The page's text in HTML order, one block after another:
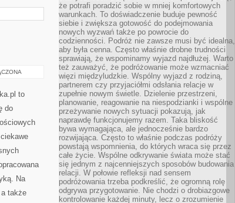
to
do
Na
także
że potrafi poradzić sobie w mniej komfortowych
warunkach. To doświadczenie buduje pewność
siebie i zwiększa gotowość do podejmowania
nowych wyzwań także po powrocie do
codzienności. Podróż nie zawsze musi być idealna,
aby była cenna. Często właśnie drobne trudności
sprawiają, że wspominamy wyjazd najdłużej. Warto
też zauważyć, że podróżowanie może wzmacniać
więzi międzyludzkie. Wspólny wyjazd z rodziną,
partnerem czy przyjaciółmi odsłania relacje w
zupełnie nowym świetle. Dzielenie przestrzeni,
planowanie, reagowanie na niespodzianki i wspólne
przeżywanie nowych sytuacji pokazują, jak
naprawdę funkcjonujemy razem. Taka bliskość
bywa wymagająca, ale jednocześnie bardzo
rozwijająca. Często to właśnie podczas podróży
powstają wspomnienia, do których wraca się przez
całe życie. Wspólne odkrywanie świata może stać
się jednym z najcenniejszych sposobów budowania
relacji. W połowie refleksji nad sensem
podróżowania trzeba podkreślić, że ogromną rolę
odgrywa przygotowanie. Nie chodzi o drobiazgowe
kontrolowanie każdej minuty, lecz o zrozumienie